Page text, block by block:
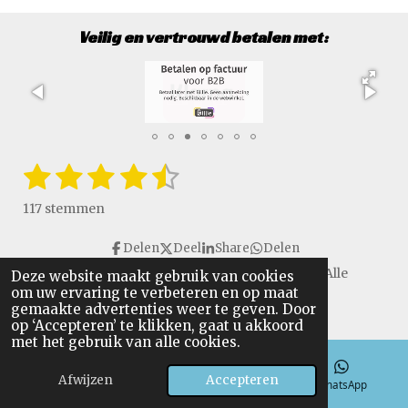
Deze website maakt gebruik van cookies
om uw ervaring te verbeteren en op maat
gemaakte advertenties weer te geven. Door
op ‘Accepteren’ te klikken, gaat u akkoord
met het gebruik van alle cookies.
Afwijzen Accepteren
Veilig en vertrouwd betalen met:
R
a
t
n
g
:
4
.
1
s
e
r
2
s
e
r
r
e
n
3
s
e
r
r
e
n
4
t
e
r
r
e
5
t
e
r
r
e
S
e
117 stemmen
Delen Deel Share Delen
Copyright © 2016 - 2026 VanGulikSpecialTools. Alle
rechten voorbehouden.
E-mailadres Telefoonnummer WhatsApp